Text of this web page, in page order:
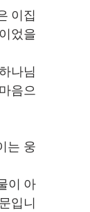
이집
었을
나님
음으
는 웅
이 아
입니